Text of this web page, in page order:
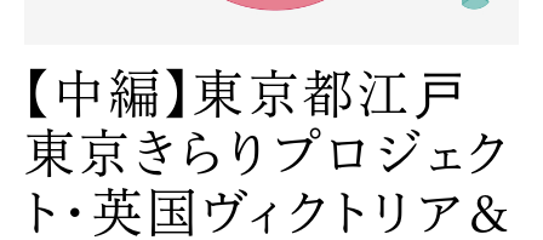
【中編】東京都江戸
東京きらりプロジェク
ト・英国ヴィクトリア&